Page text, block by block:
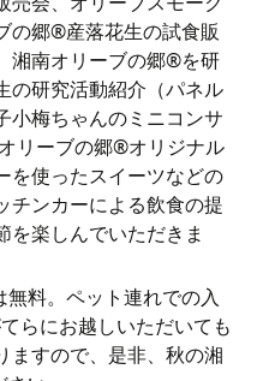
の郷®産落花生の試食販
湘南オリーブの郷®を研
の研究活動紹介（パネル
小梅ちゃんのミニコンサ
リーブの郷®オリジナル
を使ったスイーツなどの
チンカーによる飲食の提
を楽しんでいただきま
料。ペット連れでの入
らにお越しいただいても
ますので、是非、秋の湘